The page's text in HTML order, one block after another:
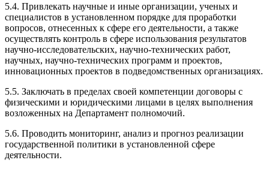
5.4. Привлекать научные и иные организации, ученых и
специалистов в установленном порядке для проработки
вопросов, отнесенных к сфере его деятельности, а также
осуществлять контроль в сфере использования результатов
научно-исследовательских, научно-технических работ,
научных, научно-технических программ и проектов,
инновационных проектов в подведомственных организациях.
5.5. Заключать в пределах своей компетенции договоры с
физическими и юридическими лицами в целях выполнения
возложенных на Департамент полномочий.
5.6. Проводить мониторинг, анализ и прогноз реализации
государственной политики в установленной сфере
деятельности.